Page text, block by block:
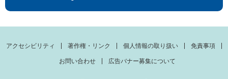
アクセシビリティ 著作権・リンク 個人情報の取り扱い 免責事項
お問い合わせ 広告バナー募集について